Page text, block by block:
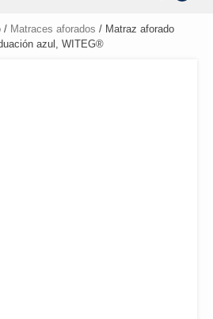
/ Matraces aforados / Matraz aforado
azul, WITEG®